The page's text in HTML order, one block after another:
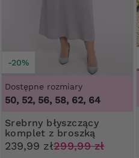
-20%
Dostępne rozmiary
50, 52, 56, 58, 62, 64
Srebrny błyszczący
komplet z broszką
239,99 zł299,99 zł